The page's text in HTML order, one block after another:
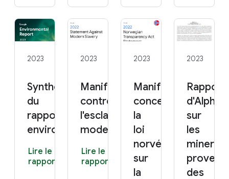
2023
Synthèse
du
rapport
environnemental 2023
Lire le
rapport
2023
Manifeste 2022
contre
l'esclavage
moderne
Lire le
rapport
2023
Manifeste
concernant
la
loi
norvégienne
sur
la
2023
Rapport
sur
les
minerais
des